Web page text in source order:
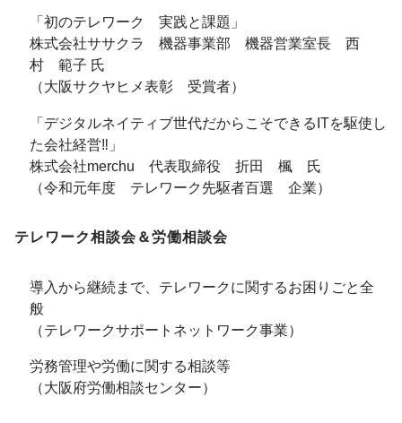
「初のテレワーク 実践と課題」
株式会社ササクラ 機器事業部 機器営業室長 西
村 範子 氏
（大阪サクヤヒメ表彰 受賞者）
「デジタルネイティブ世代だからこそできるITを駆使し
た会社経営‼」
株式会社merchu 代表取締役 折田 楓 氏
（令和元年度 テレワーク先駆者百選 企業）
テレワーク相談会＆労働相談会
導入から継続まで、テレワークに関するお困りごと全
般
（テレワークサポートネットワーク事業）
労務管理や労働に関する相談等
（大阪府労働相談センター）